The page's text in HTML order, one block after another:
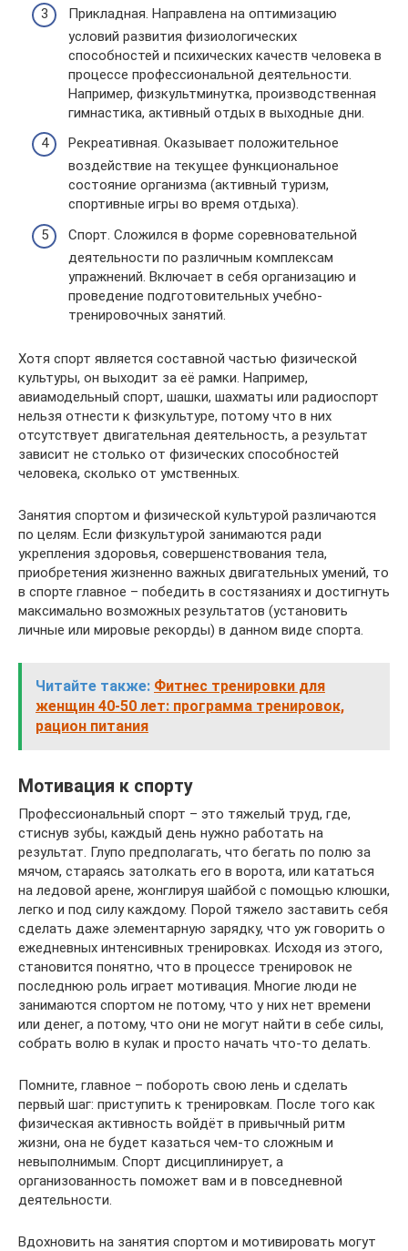
Прикладная. Направлена на оптимизацию
условий развития физиологических
способностей и психических качеств человека в
процессе профессиональной деятельности.
Например, физкультминутка, производственная
гимнастика, активный отдых в выходные дни.
Рекреативная. Оказывает положительное
воздействие на текущее функциональное
состояние организма (активный туризм,
спортивные игры во время отдыха).
Спорт. Сложился в форме соревновательной
деятельности по различным комплексам
упражнений. Включает в себя организацию и
проведение подготовительных учебно-
тренировочных занятий.
Хотя спорт является составной частью физической
культуры, он выходит за её рамки. Например,
авиамодельный спорт, шашки, шахматы или радиоспорт
нельзя отнести к физкультуре, потому что в них
отсутствует двигательная деятельность, а результат
зависит не столько от физических способностей
человека, сколько от умственных.
Занятия спортом и физической культурой различаются
по целям. Если физкультурой занимаются ради
укрепления здоровья, совершенствования тела,
приобретения жизненно важных двигательных умений, то
в спорте главное – победить в состязаниях и достигнуть
максимально возможных результатов (установить
личные или мировые рекорды) в данном виде спорта.
Читайте также: Фитнес тренировки для
женщин 40-50 лет: программа тренировок,
рацион питания
Мотивация к спорту
Профессиональный спорт – это тяжелый труд, где,
стиснув зубы, каждый день нужно работать на
результат. Глупо предполагать, что бегать по полю за
мячом, стараясь затолкать его в ворота, или кататься
на ледовой арене, жонглируя шайбой с помощью клюшки,
легко и под силу каждому. Порой тяжело заставить себя
сделать даже элементарную зарядку, что уж говорить о
ежедневных интенсивных тренировках. Исходя из этого,
становится понятно, что в процессе тренировок не
последнюю роль играет мотивация. Многие люди не
занимаются спортом не потому, что у них нет времени
или денег, а потому, что они не могут найти в себе силы,
собрать волю в кулак и просто начать что-то делать.
Помните, главное – побороть свою лень и сделать
первый шаг: приступить к тренировкам. После того как
физическая активность войдёт в привычный ритм
жизни, она не будет казаться чем-то сложным и
невыполнимым. Спорт дисциплинирует, а
организованность поможет вам и в повседневной
деятельности.
Вдохновить на занятия спортом и мотивировать могут